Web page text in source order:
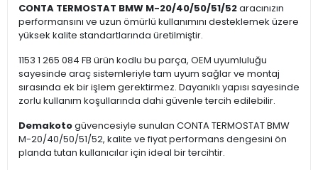
CONTA TERMOSTAT BMW M-20/40/50/51/52aracınızın
performansını ve uzun ömürlü kullanımını desteklemek üzere
yüksek kalite standartlarında üretilmiştir.
1153 1 265 084 FB ürün kodlu bu parça, OEM uyumluluğu
sayesinde araç sistemleriyle tam uyum sağlar ve montaj
sırasında ek bir işlem gerektirmez. Dayanıklı yapısı sayesinde
zorlu kullanım koşullarında dahi güvenle tercih edilebilir.
Demakotogüvencesiyle sunulan CONTA TERMOSTAT BMW
M-20/40/50/51/52, kalite ve fiyat performans dengesini ön
planda tutan kullanıcılar için ideal bir tercihtir.